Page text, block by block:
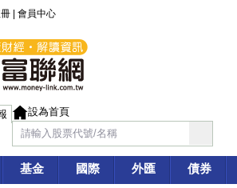
會員中心
設為首頁
基金 國際 外匯 債券